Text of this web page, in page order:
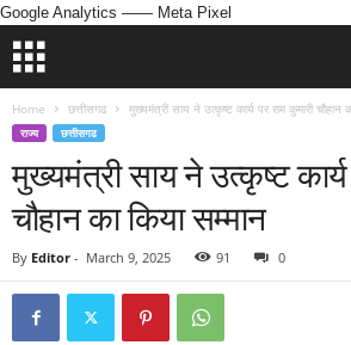
Google Analytics —— Meta Pixel
Home छत्तीसगढ मुख्यमंत्री साय ने उत्कृष्ट कार्य पर राम कुमारी चौहान
राज्य छत्तीसगढ
मुख्यमंत्री साय ने उत्कृष्ट कार्य
चौहान का किया सम्मान
By Editor - March 9, 2025 91 0